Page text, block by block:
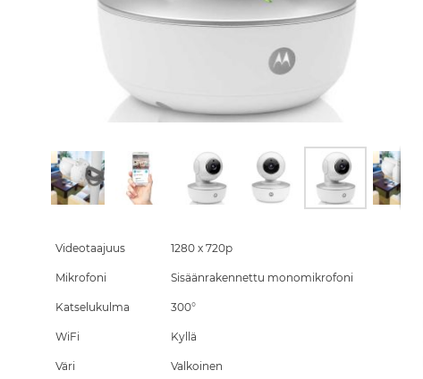
the
images
Videotaajuus 1280 x 720p
Mikrofoni Sisäänrakennettu monomikrofoni
Katselukulma 300°
WiFi Kyllä
Väri
Valkoinen